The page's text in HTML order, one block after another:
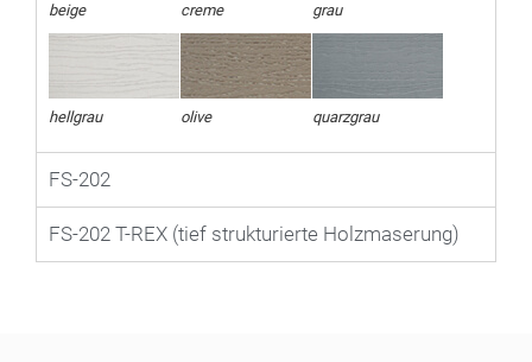
beige creme grau
hellgrau olive quarzgrau
FS-202
FS-202 T-REX (tief strukturierte Holzmaserung)